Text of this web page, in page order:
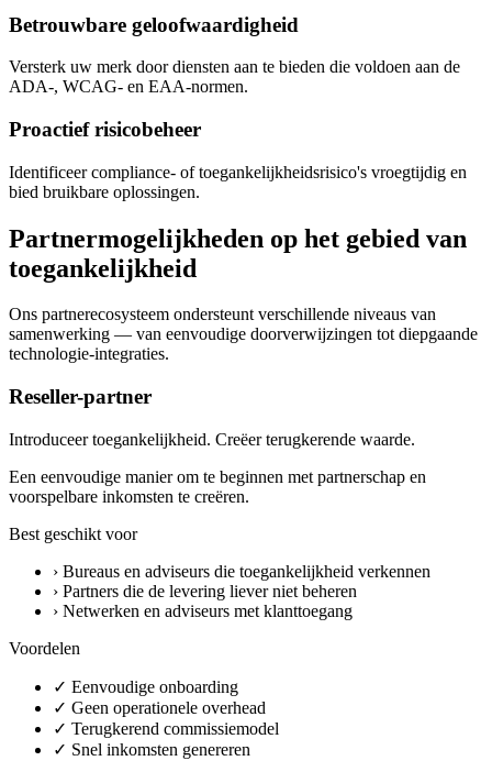
Betrouwbare geloofwaardigheid
Versterk uw merk door diensten aan te bieden die voldoen aan de
ADA-, WCAG- en EAA-normen.
Proactief risicobeheer
Identificeer compliance- of toegankelijkheidsrisico's vroegtijdig en
bied bruikbare oplossingen.
Partnermogelijkheden op het gebied van
toegankelijkheid
Ons partnerecosysteem ondersteunt verschillende niveaus van
samenwerking — van eenvoudige doorverwijzingen tot diepgaande
technologie-integraties.
Reseller-partner
Introduceer toegankelijkheid. Creëer terugkerende waarde.
Een eenvoudige manier om te beginnen met partnerschap en
voorspelbare inkomsten te creëren.
Best geschikt voor
› Bureaus en adviseurs die toegankelijkheid verkennen
› Partners die de levering liever niet beheren
› Netwerken en adviseurs met klanttoegang
Voordelen
✓ Eenvoudige onboarding
✓ Geen operationele overhead
✓ Terugkerend commissiemodel
✓ Snel inkomsten genereren